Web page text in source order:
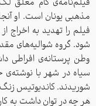
فیلم‌نامه‌ی گام معلق
مذهبی یونان است. او
فیلم را تهدید به اخراج
شود. گروه شوالیه‌های
وطن پرستانه‌ی افراطی
سیاه در شهر با نوشته‌ی
شوریدند. کاندیوتیس
هر چه در توان داشت به